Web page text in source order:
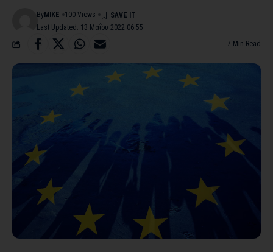
Last Updated: 13 Μαΐου 2022 06:55
By MIKE 100 Views
7 Min Read